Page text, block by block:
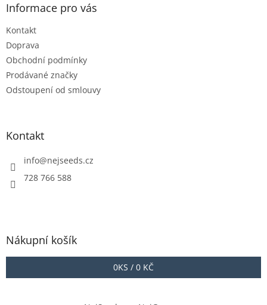
Informace pro vás
Kontakt
Doprava
Obchodní podmínky
Prodávané značky
Odstoupení od smlouvy
Kontakt
info@nejseeds.cz
728 766 588
Nákupní košík
0KS / 0 KČ